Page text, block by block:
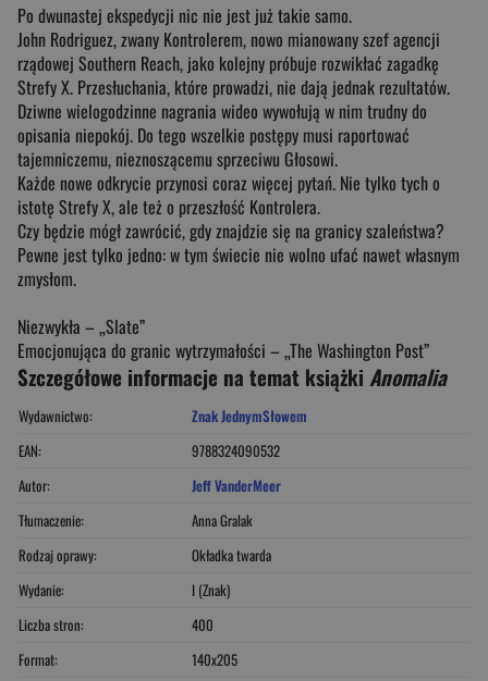
Po dwunastej ekspedycji nic nie jest już takie samo.
John Rodriguez, zwany Kontrolerem, nowo mianowany szef agencji
rządowej Southern Reach, jako kolejny próbuje rozwikłać zagadkę
Strefy X. Przesłuchania, które prowadzi, nie dają jednak rezultatów.
Dziwne wielogodzinne nagrania wideo wywołują w nim trudny do
opisania niepokój. Do tego wszelkie postępy musi raportować
tajemniczemu, nieznoszącemu sprzeciwu Głosowi.
Każde nowe odkrycie przynosi coraz więcej pytań. Nie tylko tych o
istotę Strefy X, ale też o przeszłość Kontrolera.
Czy będzie mógł zawrócić, gdy znajdzie się na granicy szaleństwa?
Pewne jest tylko jedno: w tym świecie nie wolno ufać nawet własnym
zmysłom.
Niezwykła – „Slate”
Emocjonująca do granic wytrzymałości – „The Washington Post”
Szczegółowe informacje na temat książki Anomalia
Wydawnictwo:
Znak JednymSłowem
EAN:
9788324090532
Autor:
Jeff VanderMeer
Tłumaczenie:
Anna Gralak
Rodzaj oprawy:
Okładka twarda
Wydanie:
I (Znak)
Liczba stron:
400
Format:
140x205